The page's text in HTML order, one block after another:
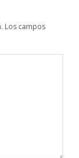
Los campos